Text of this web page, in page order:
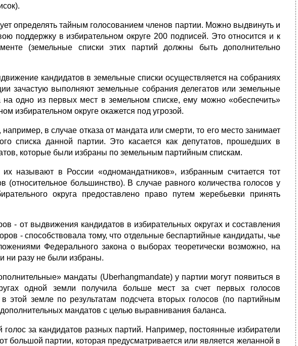
определять тайным голосованием членов партии. Можно выдвинуть и
поддержку в избирательном округе 200 подписей. Это относится и к
(земельные списки этих партий должны быть дополнительно
кандидатов в земельные списки осуществляется на собраниях
зачастую выполняют земельные собрания делегатов или земельные
одно из первых мест в земель­ном списке, ему можно «обеспечить»
избирательном округе окажется под угрозой.
в случае отка­за от мандата или смерти, то его место занимает
списка данной партии. Это касается как депутатов, про­шедших в
которые были избраны по земельным партийным спискам.
называют в России «од­номандатников», избранным считается тот
(относительное большинство). В случае равного количества голосов у
округа предоставлено право путем жеребьевки принять
- от выдвижения канди­датов в избирательных округах и составления
- способствовала тому, что отдельные беспартийные кандидаты, чье
Феде­рального закона о выборах теоретически возможно, на
ни разу не были избраны.
мандаты (Uberhangmandate) у партии могут появиться в
одной земли получила больше мест за счет первых голо­сов
этой земле по результа­там подсчета вторых голосов (по партийным
мандатов с целью выравнивания баланса.
голос за кандидатов раз­ных партий. Например, постоянные избиратели
большой партии, которая предусматривается или являет­ся желанной в